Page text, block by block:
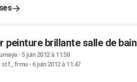
peinture brillante salle de bain
- 5 juin 2012 à 11:58
stf_frmu- 6 juin 2012 à 11:47